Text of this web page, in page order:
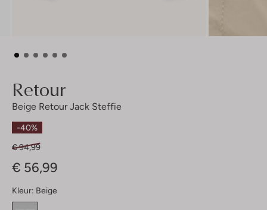
Retour
Beige Retour Jack Steffie
-40%
€ 94,99
€ 56,99
Kleur: Beige